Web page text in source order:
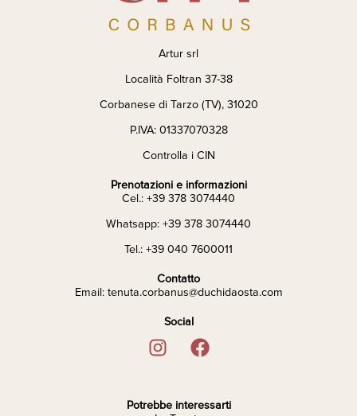
Artur srl
Località Foltran 37-38
Corbanese di Tarzo (TV), 31020
P.IVA: 01337070328
Controlla i CIN
Prenotazioni e informazioni
Cel.: +39 378 3074440
Whatsapp: +39 378 3074440
Tel.: +39 040 7600011
Contatto
Email: tenuta.corbanus@duchidaosta.com
Social
Potrebbe interessarti